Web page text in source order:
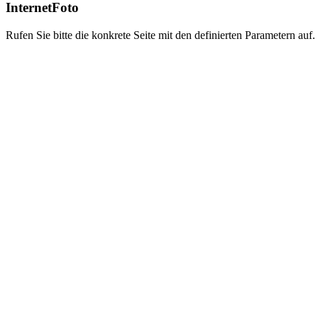
InternetFoto
Rufen Sie bitte die konkrete Seite mit den definierten Parametern auf.